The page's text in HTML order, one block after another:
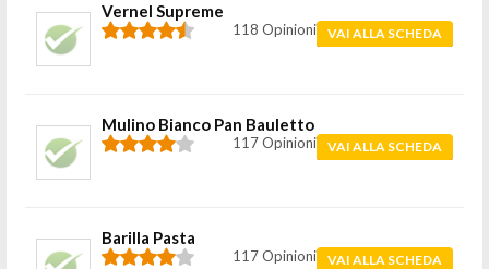
Vernel Supreme
118 Opinioni VAI ALLA SCHEDA
Mulino Bianco Pan Bauletto
117 Opinioni VAI ALLA SCHEDA
Barilla Pasta
117 Opinioni VAI ALLA SCHEDA